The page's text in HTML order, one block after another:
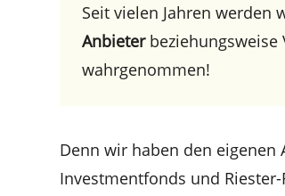
Seit vielen Jahren werden
Anbie­terbezie­hungs­wei­se
wahrgenommen!
Denn wir haben den eigenen
Invest­ment­fonds und